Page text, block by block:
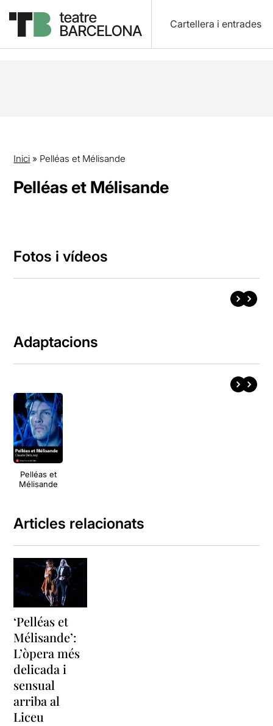
Cartellera i entrades
Inici » Pelléas et Mélisande
Pelléas et Mélisande
Fotos i vídeos
Adaptacions
Pelléas et
Mélisande
Articles relacionats
‘Pelléas et
Mélisande’:
L’òpera més
delicada i
sensual
arriba al
Liceu